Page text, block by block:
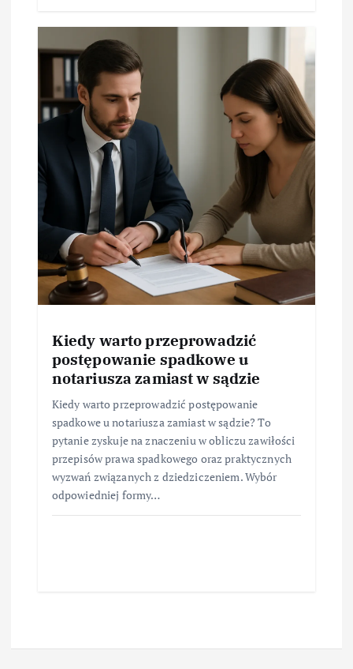
Kiedy warto przeprowadzić
postępowanie spadkowe u
notariusza zamiast w sądzie
Kiedy warto przeprowadzić postępowanie
spadkowe u notariusza zamiast w sądzie? To
pytanie zyskuje na znaczeniu w obliczu zawiłości
przepisów prawa spadkowego oraz praktycznych
wyzwań związanych z dziedziczeniem. Wybór
odpowiedniej formy…